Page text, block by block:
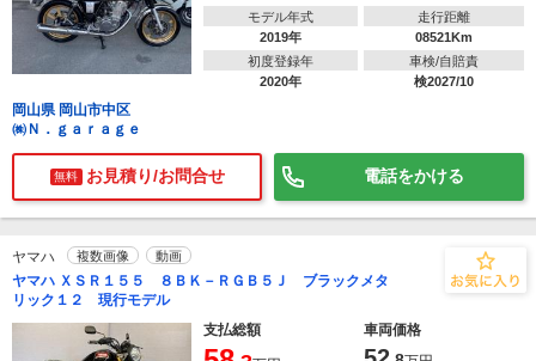
モデル年式
2019年
走行距離
08521Km
初度登録年
2020年
車検/自賠責
検2027/10
岡山県 岡山市中区
㈱Ｎ．ｇａｒａｇｅ
無料 お見積り/お問合せ 電話をかける
ヤマハ 複数画像 動画
ヤマハ ＸＳＲ１５５ ８ＢＫ－ＲＧＢ５Ｊ ブラックメタ
リック１２ 現行モデル
支払総額
車両価格